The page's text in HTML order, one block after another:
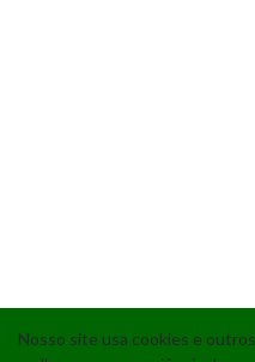
Nosso site usa cookies e